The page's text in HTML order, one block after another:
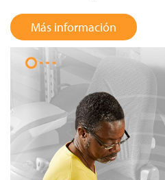
Más información